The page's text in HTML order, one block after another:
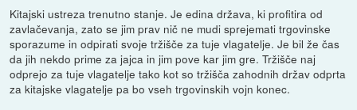
Kitajski ustreza trenutno stanje. Je edina država, ki profitira od
zavlačevanja, zato se jim prav nič ne mudi sprejemati trgovinske
sporazume in odpirati svoje tržišče za tuje vlagatelje. Je bil že čas
da jih nekdo prime za jajca in jim pove kar jim gre. Tržišče naj
odprejo za tuje vlagatelje tako kot so tržišča zahodnih držav odprta
za kitajske vlagatelje pa bo vseh trgovinskih vojn konec.